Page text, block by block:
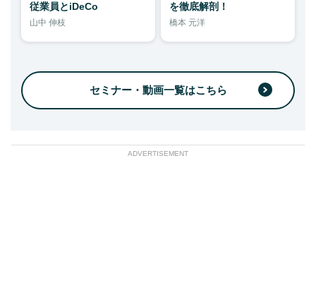
従業員とiDeCo
山中 伸枝
を徹底解剖！
橋本 元洋
セミナー・動画一覧はこちら
ADVERTISEMENT